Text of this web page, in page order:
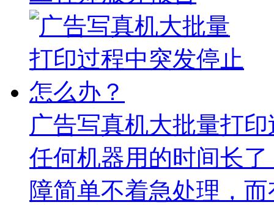
广告写真机大批量打
任何机器用的时间长
障简单不着急处理，